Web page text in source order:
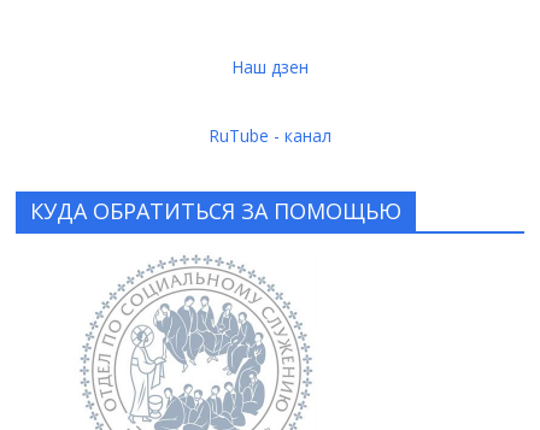
Наш дзен
RuTube - канал
КУДА ОБРАТИТЬСЯ ЗА ПОМОЩЬЮ